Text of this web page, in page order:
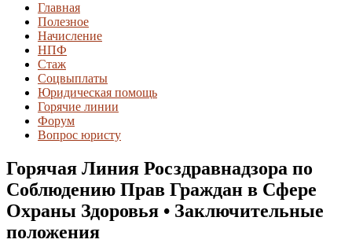
Главная
Полезное
Начисление
НПФ
Стаж
Соцвыплаты
Юридическая помощь
Горячие линии
Форум
Вопрос юристу
Горячая Линия Росздравнадзора по
Соблюдению Прав Граждан в Сфере
Охраны Здоровья • Заключительные
положения